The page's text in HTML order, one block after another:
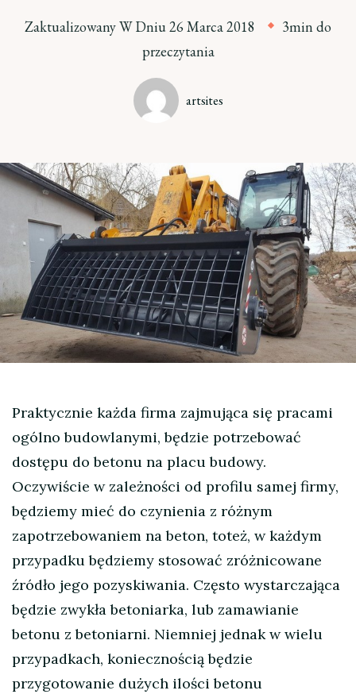
Zaktualizowany W Dniu26 Marca 2018
3min do
przeczytania
artsites
Praktycznie każda firma zajmująca się pracami
ogólno budowlanymi, będzie potrzebować
dostępu do betonu na placu budowy.
Oczywiście w zależności od profilu samej firmy,
będziemy mieć do czynienia z różnym
zapotrzebowaniem na beton, toteż, w każdym
przypadku będziemy stosować zróżnicowane
źródło jego pozyskiwania. Często wystarczająca
będzie zwykła betoniarka, lub zamawianie
betonu z betoniarni. Niemniej jednak w wielu
przypadkach, koniecznością będzie
przygotowanie dużych ilości betonu